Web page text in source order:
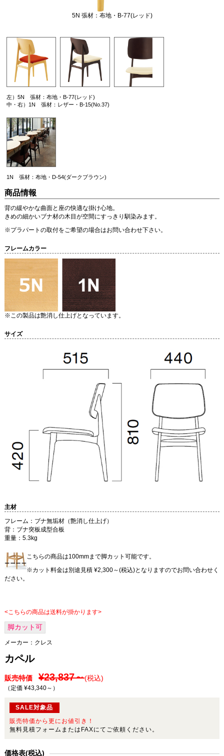
5N 張材：布地・B-77(レッド)
左）5N 張材：布地・B-77(レッド)
中・右）1N 張材：レザー・B-15(No.37)
1N 張材：布地・D-54(ダークブラウン)
商品情報
背の緩やかな曲面と座の快適な掛け心地。
きめの細かいブナ材の木目が空間にすっきり馴染みます。
※プラパートの取付をご希望の場合はお問い合わせ下さい。
フレームカラー
※この製品は艶消し仕上げとなっています。
サイズ
主材
フレーム：ブナ無垢材（艶消し仕上げ）
背：ブナ突板成型合板
重量：5.3kg
こちらの商品は100mmまで脚カット可能です。
※カット料金は別途見積 ¥2,300～(税込)となりますのでお問い合わせく
ださい。
<こちらの商品は送料が掛かります>
脚カット可
メーカー： クレス
カペル
販売特価 ¥23,837～(税込)
（定価 ¥43,340～ ）
SALE対象品
販売特価から更にお値引き！
無料見積フォームまたはFAXにてご依頼ください。
価格表(税込)